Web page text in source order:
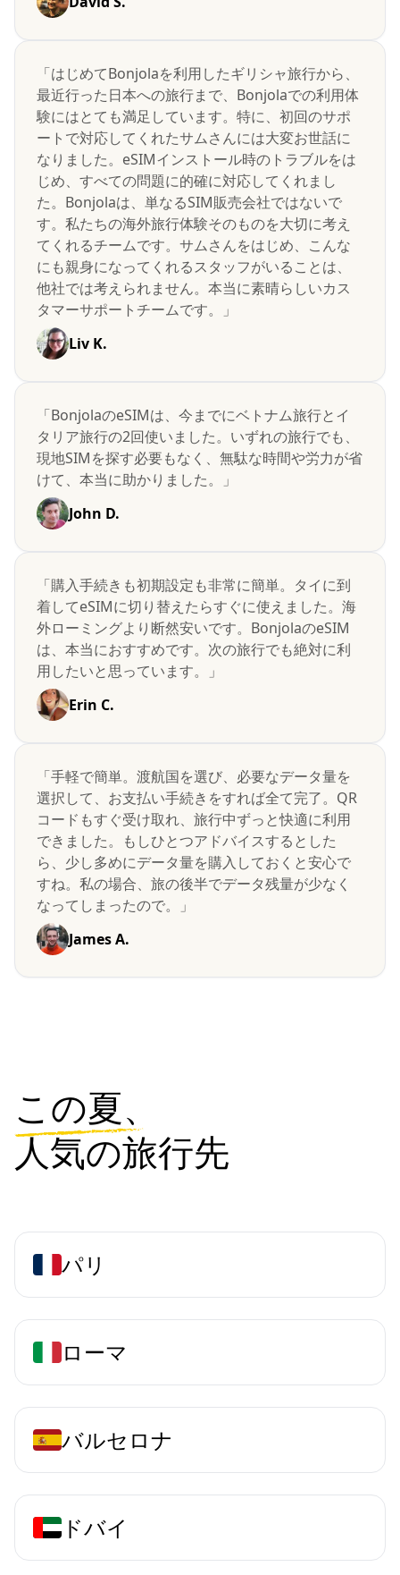
「はじめてBonjolaを利用したギリシャ旅行から、
最近行った日本への旅行まで、Bonjolaでの利用体
験にはとても満足しています。特に、初回のサポ
ートで対応してくれたサムさんには大変お世話に
なりました。eSIMインストール時のトラブルをは
じめ、すべての問題に的確に対応してくれまし
た。Bonjolaは、単なるSIM販売会社ではないで
す。私たちの海外旅行体験そのものを大切に考え
てくれるチームです。サムさんをはじめ、こんな
にも親身になってくれるスタッフがいることは、
他社では考えられません。本当に素晴らしいカス
タマーサポートチームです。」
Liv K.
「BonjolaのeSIMは、今までにベトナム旅行とイ
タリア旅行の2回使いました。いずれの旅行でも、
現地SIMを探す必要もなく、無駄な時間や労力が省
けて、本当に助かりました。」
John D.
「購入手続きも初期設定も非常に簡単。タイに到
着してeSIMに切り替えたらすぐに使えました。海
外ローミングより断然安いです。BonjolaのeSIM
は、本当におすすめです。次の旅行でも絶対に利
用したいと思っています。」
Erin C.
「手軽で簡単。渡航国を選び、必要なデータ量を
選択して、お支払い手続きをすれば全て完了。QR
コードもすぐ受け取れ、旅行中ずっと快適に利用
できました。もしひとつアドバイスするとした
ら、少し多めにデータ量を購入しておくと安心で
すね。私の場合、旅の後半でデータ残量が少なく
なってしまったので。」
James A.
この夏、
人気の旅行先
パリ
ローマ
バルセロナ
ドバイ